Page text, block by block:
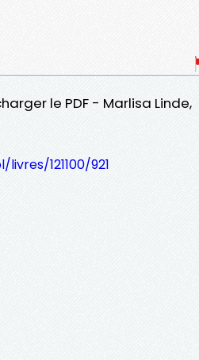
le PDF - Marlisa Linde,
121100/921